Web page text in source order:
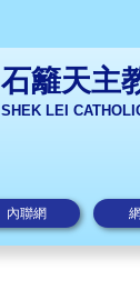
石籬天主
SHEK LEI
內聯網